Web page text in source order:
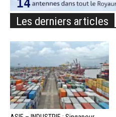
Les derniers articles